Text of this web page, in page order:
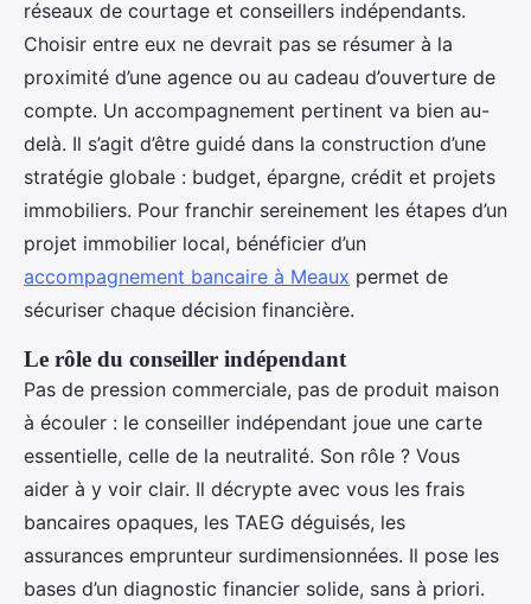
réseaux de courtage et conseillers indépendants.
Choisir entre eux ne devrait pas se résumer à la
proximité d’une agence ou au cadeau d’ouverture de
compte. Un accompagnement pertinent va bien au-
delà. Il s’agit d’être guidé dans la construction d’une
stratégie globale : budget, épargne, crédit et projets
immobiliers. Pour franchir sereinement les étapes d’un
projet immobilier local, bénéficier d’un
accompagnement bancaire à Meaux permet de
sécuriser chaque décision financière.
Le rôle du conseiller indépendant
Pas de pression commerciale, pas de produit maison
à écouler : le conseiller indépendant joue une carte
essentielle, celle de la neutralité. Son rôle ? Vous
aider à y voir clair. Il décrypte avec vous les frais
bancaires opaques, les TAEG déguisés, les
assurances emprunteur surdimensionnées. Il pose les
bases d’un diagnostic financier solide, sans à priori.